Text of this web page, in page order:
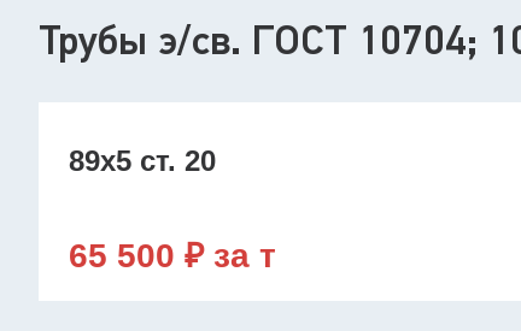
Трубы э/св. ГОСТ 10704;
89х5 ст. 20
65 500 ₽ за т